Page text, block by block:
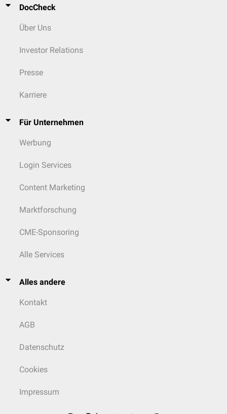
DocCheck
Über Uns
Investor Relations
Presse
Karriere
Für Unternehmen
Werbung
Login Services
Content Marketing
Marktforschung
CME-Sponsoring
Alle Services
Alles andere
Kontakt
AGB
Datenschutz
Cookies
Impressum